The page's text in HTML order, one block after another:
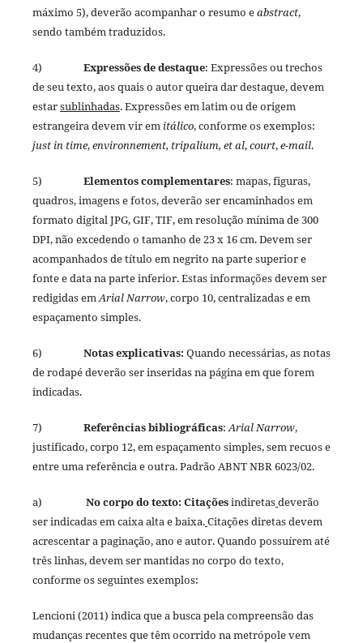
máximo 5), deverão acompanhar o resumo eabstract,
sendo também traduzidos.
4) Expressões de destaque: Expressões ou trechos
de seu texto, aos quais o autor queira dar destaque, devem
estarsublinhadas. Expressões em latim ou de origem
estrangeira devem vir em itálico, conforme os exemplos:
just in time,environnement, tripalium, et al,court,e-mail.
5) Elementos complementares: mapas, figuras,
quadros, imagens e fotos, deverão ser encaminhados em
formato digital JPG, GIF, TIF, em resolução mínima de 300
DPI, não excedendo o tamanho de 23 x 16 cm. Devem ser
acompanhados de título em negrito na parte superior e
fonte e data na parte inferior. Estas informações devem ser
redigidas em Arial Narrow, corpo 10, centralizadas e em
espaçamento simples.
6) Notas explicativas: Quando necessárias, as notas
de rodapé deverão ser inseridas na página em que forem
indicadas.
7) Referências bibliográficas:Arial Narrow,
justificado, corpo 12, em espaçamento simples, sem recuos e
entre uma referência e outra. Padrão ABNT NBR 6023/02.
a) No corpo do texto: Citaçõesindiretasdeverão
ser indicadas em caixa alta e baixa.Citações diretas devem
acrescentar a paginação, ano e autor. Quando possuírem até
três linhas, devem ser mantidas no corpo do texto,
conforme os seguintes exemplos:
Lencioni (2011) indica que a busca pela compreensão das
mudanças recentes que têm ocorrido na metrópole vem